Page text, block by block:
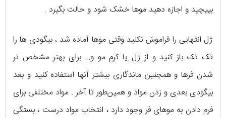
بپیچید و اجازه دهید موها خشک شود و حالت بگیرد .
ژل انتهایی را فراموش نکنید وقتی موها آماده شد ، بیگودی‌ ها را
تک‌ تک باز کنید و از ژل یا کرم مو و… برای بهتر مشخص‌ تر
شدن فرها و همچنین ماندگاری بیشتر آنها استفاده کنید و بعد
بیگودی بعدی و زدن مواد و همین‌طور تا آخر . مواد مختلفی برای
فرم دادن به موهای فر وجود دارد ، انتخاب مواد درست ، بستگی